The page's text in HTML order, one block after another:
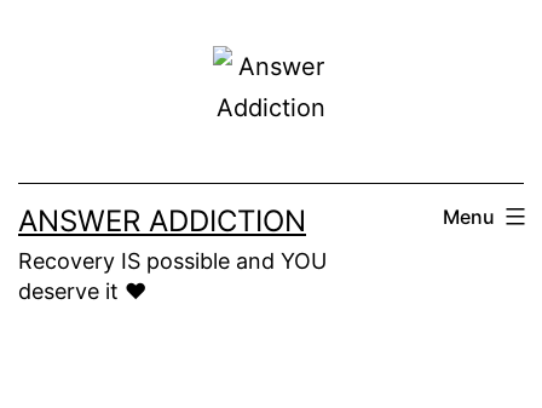
ANSWER ADDICTION
Recovery IS possible and YOU
deserve it ❤️
Menu